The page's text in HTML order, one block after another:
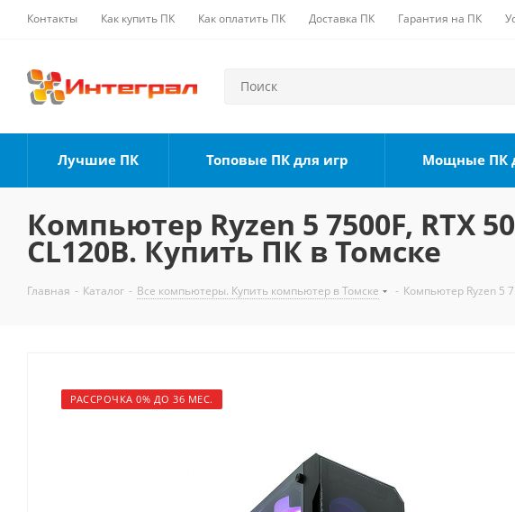
Контакты Как купить ПК Как оплатить ПК Доставка ПК Гарантия на ПК
Лучшие ПК Топовые ПК для игр Мощные ПК
Компьютер Ryzen 5 7500F, RTX
CL120B. Купить ПК в Томске
Главная - Каталог - Все компьютеры. Купить компьютер в Томске - Компьютер Ryzen 5
РАССРОЧКА 0% ДО 36 МЕС.